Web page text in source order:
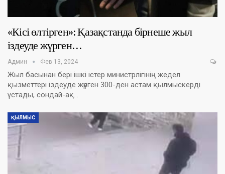
«Кісі өлтірген»: Қазақстанда бірнеше жыл
іздеуде жүрген…
Админ Фев 13, 2024
Жыл басынан бері ішкі істер министрлігінің жедел
қызметтері іздеуде жүрген 300-ден астам қылмыскерді
ұстады, сондай-ақ…
ҚЫЛМЫС